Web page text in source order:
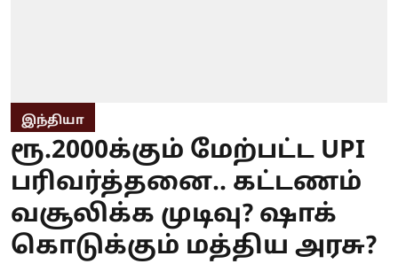
இந்தியா
ரூ.2000க்கும் மேற்பட்ட UPI
பரிவர்த்தனை.. கட்டணம்
வசூலிக்க முடிவு? ஷாக்
கொடுக்கும் மத்திய அரசு?